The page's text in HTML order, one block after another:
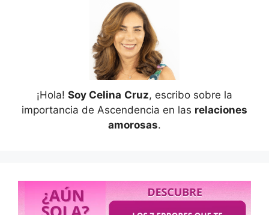
¡Hola! Soy Celina Cruz, escribo sobre la
importancia de Ascendencia en las relaciones
amorosas.